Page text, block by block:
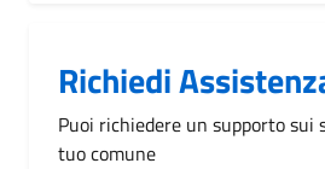
Richiedi
Puoi richiedere un supporto sui
tuo comune